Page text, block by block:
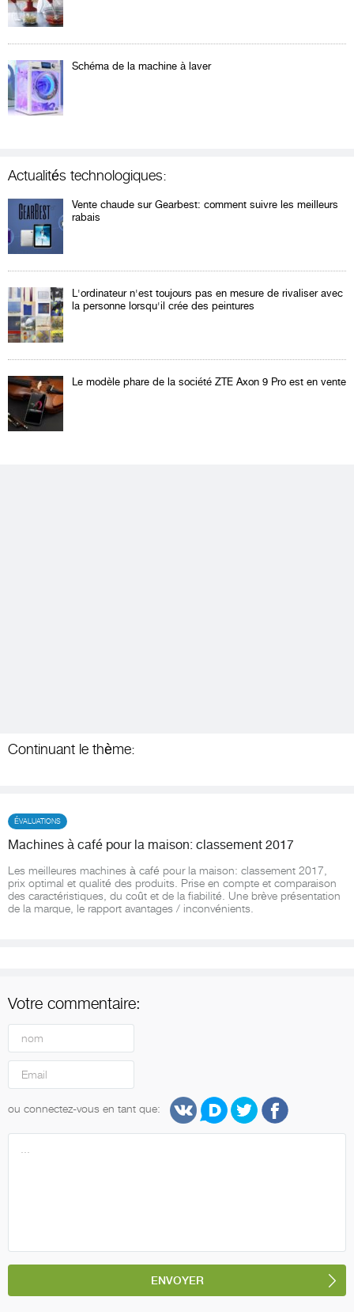
Schéma de la machine à laver
Actualités technologiques:
Vente chaude sur Gearbest: comment suivre les meilleurs
rabais
L'ordinateur n'est toujours pas en mesure de rivaliser avec
la personne lorsqu'il crée des peintures
Le modèle phare de la société ZTE Axon 9 Pro est en vente
Continuant le thème:
ÉVALUATIONS
Machines à café pour la maison: classement 2017
Les meilleures machines à café pour la maison: classement 2017,
prix optimal et qualité des produits. Prise en compte et comparaison
des caractéristiques, du coût et de la fiabilité. Une brève présentation
de la marque, le rapport avantages / inconvénients.
Votre commentaire:
ou connectez-vous en tant que: